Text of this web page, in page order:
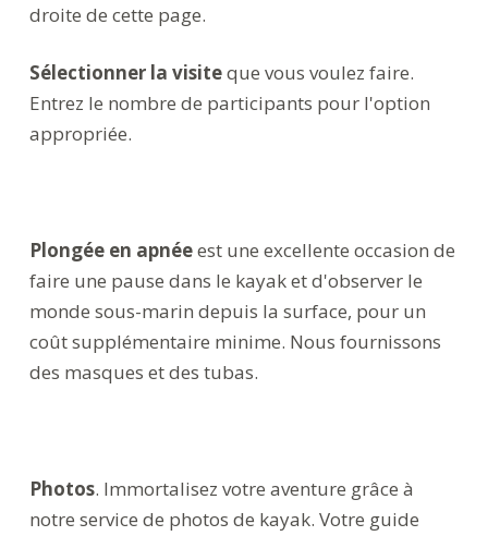
droite de cette page.
Sélectionner la visiteque vous voulez faire.
Entrez le nombre de participants pour l'option
appropriée.
Plongée en apnéeest une excellente occasion de
faire une pause dans le kayak et d'observer le
monde sous-marin depuis la surface, pour un
coût supplémentaire minime. Nous fournissons
des masques et des tubas.
Photos. Immortalisez votre aventure grâce à
notre service de photos de kayak. Votre guide